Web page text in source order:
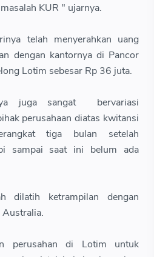
KUR " ujarnya.
telah menyerahkan uang
dengan kantornya di Pancor
Lotim sebesar Rp 36 juta.
juga sangat bervariasi
perusahaan diatas kwitansi
tiga bulan setelah
sampai saat ini belum ada
dilatih ketrampilan dengan
Australia.
perusahan di Lotim untuk